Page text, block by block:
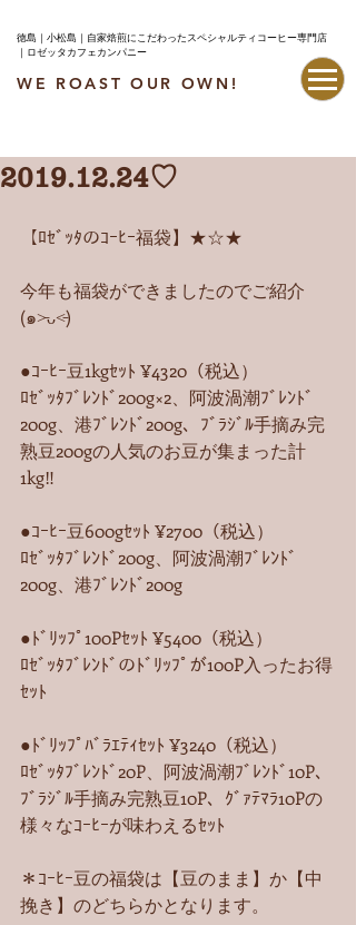
WE ROAST OUR OWN!
徳島｜小松島｜自家焙煎にこだわったスペシャルティコーヒー専門店
｜ロゼッタカフェカンパニー
2019.12.24♡
【ﾛｾﾞｯﾀのｺｰﾋｰ福袋】★☆★
今年も福袋ができましたのでご紹介
(๑˃̵ᴗ˂̵)
●ｺｰﾋｰ豆1kgｾｯﾄ ¥4320（税込）
ﾛｾﾞｯﾀﾌﾞﾚﾝﾄﾞ200g×2、阿波渦潮ﾌﾞﾚﾝﾄﾞ
200g、港ﾌﾞﾚﾝﾄﾞ200g、ﾌﾞﾗｼﾞﾙ手摘み完
熟豆200gの人気のお豆が集まった計
1kg‼︎
●ｺｰﾋｰ豆600gｾｯﾄ ¥2700（税込）
ﾛｾﾞｯﾀﾌﾞﾚﾝﾄﾞ200g、阿波渦潮ﾌﾞﾚﾝﾄﾞ
200g、港ﾌﾞﾚﾝﾄﾞ200g
●ﾄﾞﾘｯﾌﾟ100Pｾｯﾄ ¥5400（税込）
ﾛｾﾞｯﾀﾌﾞﾚﾝﾄﾞのﾄﾞﾘｯﾌﾟが100P入ったお得
ｾｯﾄ
●ﾄﾞﾘｯﾌﾟﾊﾞﾗｴﾃｨｾｯﾄ ¥3240（税込）
ﾛｾﾞｯﾀﾌﾞﾚﾝﾄﾞ20P、阿波渦潮ﾌﾞﾚﾝﾄﾞ10P、
ﾌﾞﾗｼﾞﾙ手摘み完熟豆10P、ｸﾞｧﾃﾏﾗ10Pの
様々なｺｰﾋｰが味わえるｾｯﾄ
＊ｺｰﾋｰ豆の福袋は【豆のまま】か【中
挽き】のどちらかとなります。